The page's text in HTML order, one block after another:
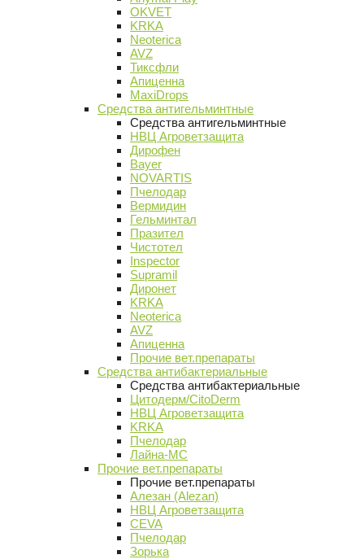
OKVET
KRKA
Neoterica
AVZ
Тиксфли
Апиценна
MaxiDrops
Средства антигельминтные
Средства антигельминтные
НВЦ Агроветзащита
Дирофен
Bayer
NOVARTIS
Пчелодар
Вермидин
Гельминтал
Празител
Чистотел
Inspector
Supramil
Диронет
KRKA
Neoterica
AVZ
Апиценна
Прочие вет.препараты
Средства антибактериальные
Средства антибактериальные
Цитодерм/CitoDerm
НВЦ Агроветзащита
KRKA
Пчелодар
Лайна-МС
Прочие вет.препараты
Прочие вет.препараты
Алезан (Alezan)
НВЦ Агроветзащита
CEVA
Пчелодар
Зорька